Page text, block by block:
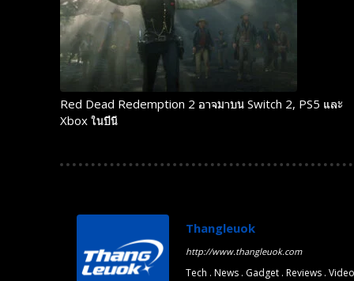
Red Dead Redemption 2 อาจมาบน Switch 2, PS5 และ
Xbox ในปีนี้
Thangleuok
http://www.thangleuok.com
Tech . News . Gadget . Reviews .